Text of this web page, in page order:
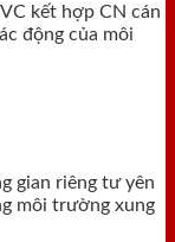
kết hợp CN cán
động của môi
gian riêng tư yên
môi trường xung